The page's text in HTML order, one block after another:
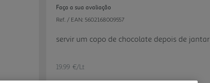
Faça a sua avaliação
Ref. / EAN: 5602168009557
servir um copo de chocolate depois de jantar
19.99 €/Lt